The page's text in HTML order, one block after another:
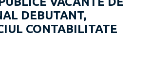
DEBUTANT,
CONTABILITATE